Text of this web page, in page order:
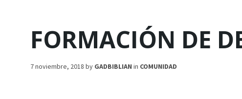
FORMACIÓN DE
7 noviembre, 2018 by GADBIBLIAN in COMUNIDAD